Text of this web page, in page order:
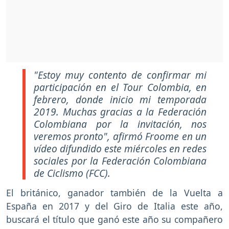
"Estoy muy contento de confirmar mi
participación en el Tour Colombia, en
febrero, donde inicio mi temporada
2019. Muchas gracias a la Federación
Colombiana por la invitación, nos
veremos pronto", afirmó Froome en un
vídeo difundido este miércoles en redes
sociales por la Federación Colombiana
de Ciclismo (FCC).
El británico, ganador también de la Vuelta a
España en 2017 y del Giro de Italia este año,
buscará el título que ganó este año su compañero